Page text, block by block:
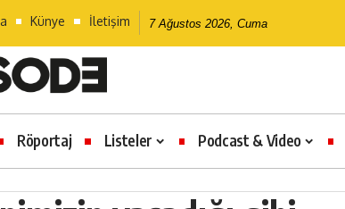
Künye İletişim 7 Ağustos 2026, Cuma
Röportaj Listeler Podcast & Video